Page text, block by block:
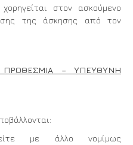
στον ασκούμενο
της άσκησης από τον
– ΥΠΕΥΘΥΝΗ
με άλλο νομίμως